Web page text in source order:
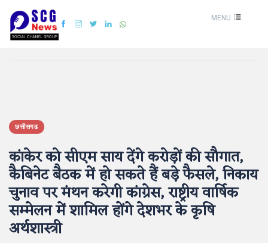
MENU
छत्तीसगढ
कांकेर को सीएम साय देंगे करोड़ों की सौगात,
कैबिनेट बैठक में हो सकते हैं बड़े फैसले, निकाय
चुनाव पर मंथन करेगी कांग्रेस, राष्ट्रीय वार्षिक
सम्मेलन में शामिल होंगे देशभर के कृषि
अर्थशास्त्री